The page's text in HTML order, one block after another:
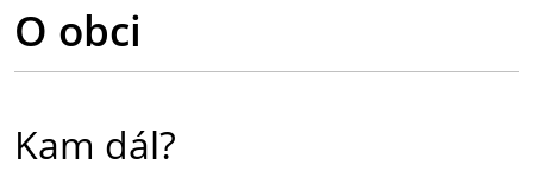
O obci
Kam dál?